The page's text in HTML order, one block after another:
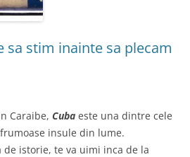
sa stim inainte sa plecam
Caraibe, Cuba este una dintre cele
insule din lume.
istorie, te va uimi inca de la